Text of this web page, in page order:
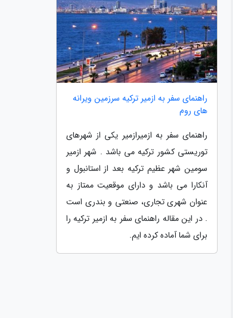
راهنمای سفر به ازمیر ترکیه سرزمین ویرانه
های روم
راهنمای سفر به ازمیرازمیر یکی از شهرهای
توریستی کشور ترکیه می باشد . شهر ازمیر
سومین شهر عظیم ترکیه بعد از استانبول و
آنکارا می باشد و دارای موقعیت ممتاز به
عنوان شهری تجاری، صنعتی و بندری است
. در این مقاله راهنمای سفر به ازمیر ترکیه را
برای شما آماده کرده ایم.